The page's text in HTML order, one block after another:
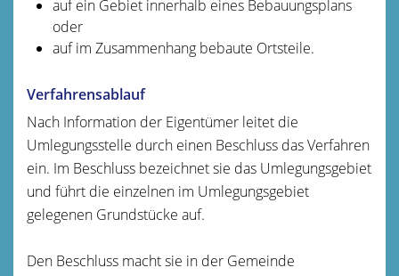
auf ein Gebiet innerhalb eines Bebauungsplans
oder
auf im Zusammenhang bebaute Ortsteile.
Verfahrensablauf
Nach Information der Eigentümer leitet die
Umlegungsstelle durch einen Beschluss das Verfahren
ein. Im Beschluss bezeichnet sie das Umlegungsgebiet
und führt die einzelnen im Umlegungsgebiet
gelegenen Grundstücke auf.
Den Beschluss macht sie in der Gemeinde